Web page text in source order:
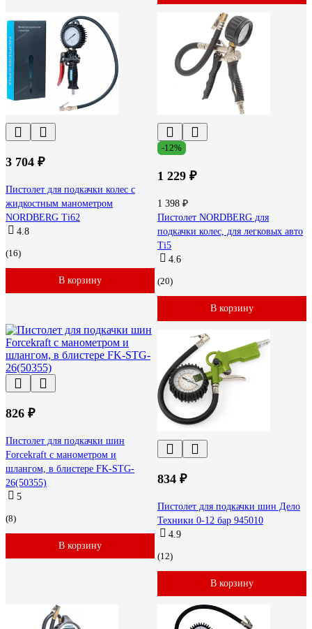
3 704 ₽
Пистолет для подкачки колес с
жидкостным манометром
NORDBERG Ti62
4.8
(16)
В корзину
-12%
1 229 ₽
1 398 ₽
Пистолет NORDBERG для
подкачки колес, для легковых авто
Ti5
4.6
(20)
В корзину
826 ₽
Пистолет для подкачки шин
Forcekraft с манометром и
шлангом, в блистере FK-STG-
26(50355)
5
(8)
В корзину
834 ₽
Пистолет для подкачки шин Дело
Техники 0-12 бар 945010
4.9
(12)
В корзину